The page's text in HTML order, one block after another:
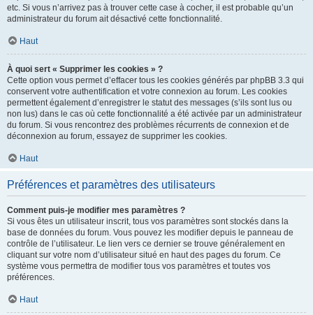
etc. Si vous n’arrivez pas à trouver cette case à cocher, il est probable qu’un
administrateur du forum ait désactivé cette fonctionnalité.
Haut
À quoi sert « Supprimer les cookies » ?
Cette option vous permet d’effacer tous les cookies générés par phpBB 3.3 qui
conservent votre authentification et votre connexion au forum. Les cookies
permettent également d’enregistrer le statut des messages (s’ils sont lus ou
non lus) dans le cas où cette fonctionnalité a été activée par un administrateur
du forum. Si vous rencontrez des problèmes récurrents de connexion et de
déconnexion au forum, essayez de supprimer les cookies.
Haut
Préférences et paramètres des utilisateurs
Comment puis-je modifier mes paramètres ?
Si vous êtes un utilisateur inscrit, tous vos paramètres sont stockés dans la
base de données du forum. Vous pouvez les modifier depuis le panneau de
contrôle de l’utilisateur. Le lien vers ce dernier se trouve généralement en
cliquant sur votre nom d’utilisateur situé en haut des pages du forum. Ce
système vous permettra de modifier tous vos paramètres et toutes vos
préférences.
Haut